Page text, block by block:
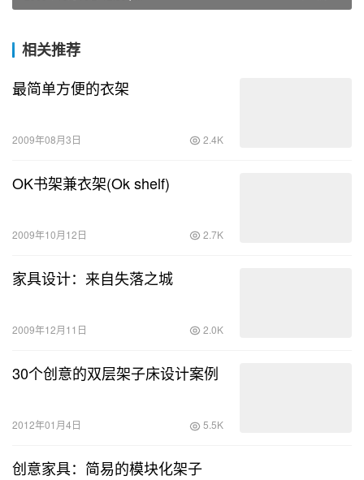
相关推荐
最简单方便的衣架
2009年08月3日 2.4K
OK书架兼衣架(Ok shelf)
2009年10月12日 2.7K
家具设计：来自失落之城
2009年12月11日 2.0K
30个创意的双层架子床设计案例
2012年01月4日 5.5K
创意家具：简易的模块化架子